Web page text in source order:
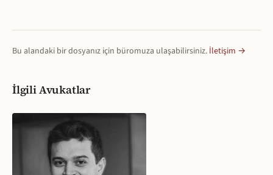
Bu alandaki bir dosyanız için büromuza ulaşabilirsiniz. İletişim →
İlgili Avukatlar